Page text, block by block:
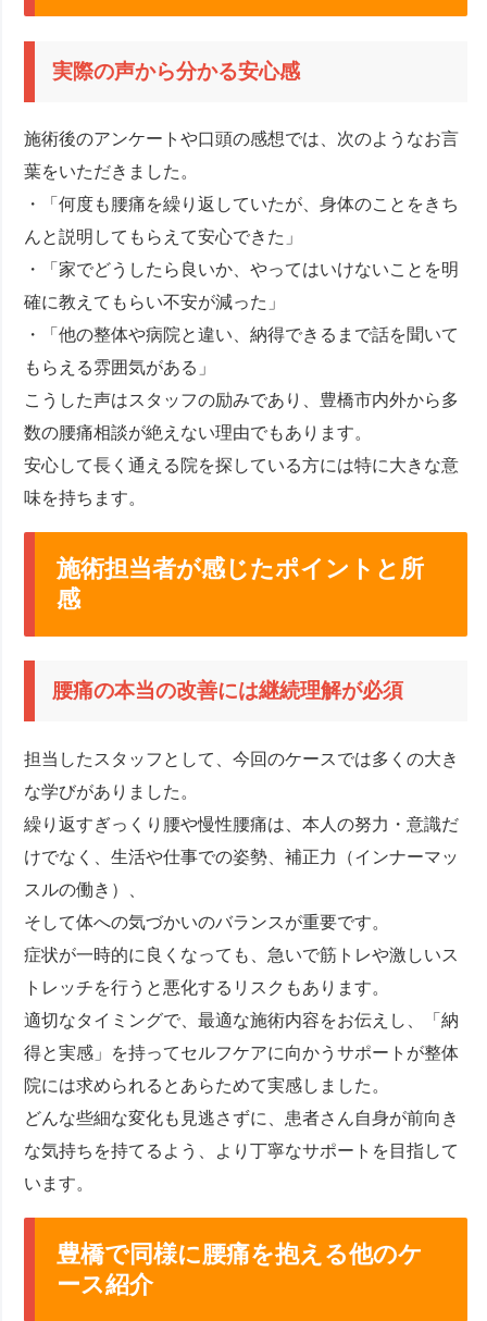
実際の声から分かる安心感
施術後のアンケートや口頭の感想では、次のようなお言
葉をいただきました。
・「何度も腰痛を繰り返していたが、身体のことをきち
んと説明してもらえて安心できた」
・「家でどうしたら良いか、やってはいけないことを明
確に教えてもらい不安が減った」
・「他の整体や病院と違い、納得できるまで話を聞いて
もらえる雰囲気がある」
こうした声はスタッフの励みであり、豊橋市内外から多
数の腰痛相談が絶えない理由でもあります。
安心して長く通える院を探している方には特に大きな意
味を持ちます。
施術担当者が感じたポイントと所
感
腰痛の本当の改善には継続理解が必須
担当したスタッフとして、今回のケースでは多くの大き
な学びがありました。
繰り返すぎっくり腰や慢性腰痛は、本人の努力・意識だ
けでなく、生活や仕事での姿勢、補正力（インナーマッ
スルの働き）、
そして体への気づかいのバランスが重要です。
症状が一時的に良くなっても、急いで筋トレや激しいス
トレッチを行うと悪化するリスクもあります。
適切なタイミングで、最適な施術内容をお伝えし、「納
得と実感」を持ってセルフケアに向かうサポートが整体
院には求められるとあらためて実感しました。
どんな些細な変化も見逃さずに、患者さん自身が前向き
な気持ちを持てるよう、より丁寧なサポートを目指して
います。
豊橋で同様に腰痛を抱える他のケ
ース紹介